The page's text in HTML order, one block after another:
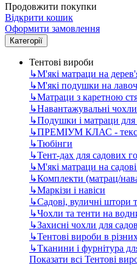
Продовжити покупки
Відкрити кошик
Оформити замовлення
Категорії
Тентові вироби
↳М'які матраци на
↳М'які подушки на
↳Матраци з каретною
↳Навантажувальні
↳Подушки і матраци для
↳ПРЕМІУМ КЛАС -
↳Тюбінги
↳Тент-дах для садових
↳М'які матраци на
↳Комплекти (матрац/
↳Маркізи і навіси
↳Садові, вуличні штори
↳Чохли та тенти на
↳Захисні чохли для
↳Тентові вироби в
↳Тканини і фурнітура
Показати всі Тентові